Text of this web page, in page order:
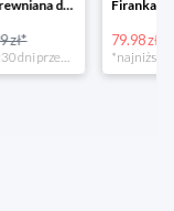
Bino Kuchnia drewniana dla dzieci Provence
zł* 79.98 zł